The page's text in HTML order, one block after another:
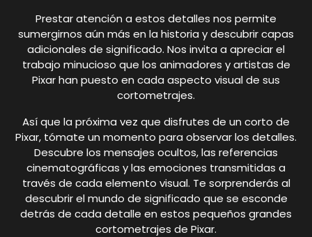
Prestar atención a estos detalles nos permite
sumergirnos aún más en la historia y descubrir capas
adicionales de significado. Nos invita a apreciar el
trabajo minucioso que los animadores y artistas de
Pixar han puesto en cada aspecto visual de sus
cortometrajes.
Así que la próxima vez que disfrutes de un corto de
Pixar, tómate un momento para observar los detalles.
Descubre los mensajes ocultos, las referencias
cinematográficas y las emociones transmitidas a
través de cada elemento visual. Te sorprenderás al
descubrir el mundo de significado que se esconde
detrás de cada detalle en estos pequeños grandes
cortometrajes de Pixar.